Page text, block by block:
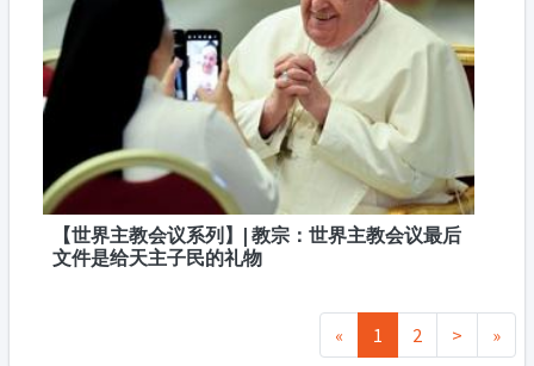
【世界主教会议系列】| 教宗：世界主教会议最后
文件是给天主子民的礼物
« 1 2 > »